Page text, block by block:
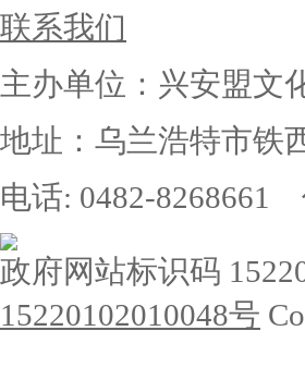
联系我们
主办单位：兴安盟文
地址：乌兰浩特市铁
电话: 0482-8268661
政府网站标识码
15220102010048号